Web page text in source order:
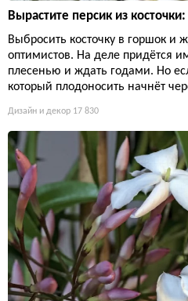
Вырастите персик из
Выбросить косточку в горшок и
оптимистов. На деле придётся
плесенью и ждать годами. Но
который плодоносить начнёт
Дизайн и декор 17 830